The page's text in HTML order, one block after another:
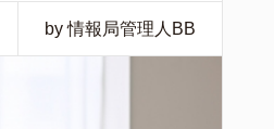
by 情報局管理人BB